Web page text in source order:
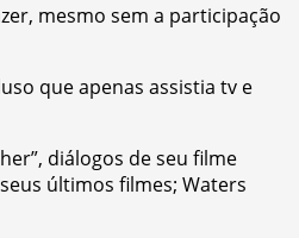
mesmo sem a participação
que apenas assistia tv e
diálogos de seu filme
últimos filmes; Waters